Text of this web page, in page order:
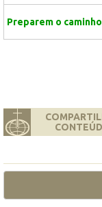
Preparem o